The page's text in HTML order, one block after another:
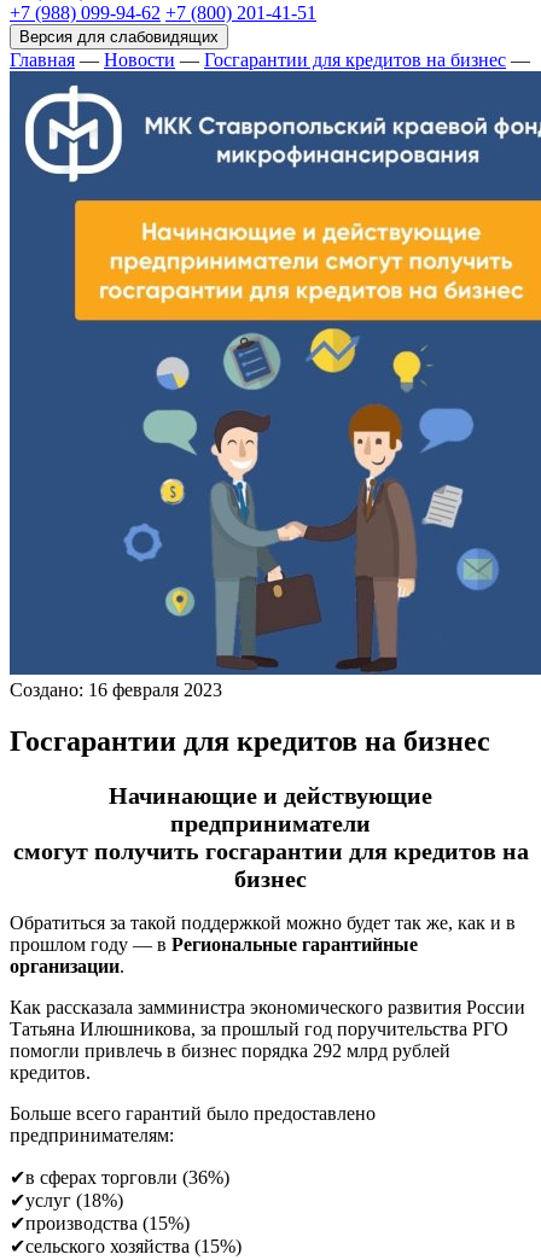
+7 (988) 099-94-62 +7 (800) 201-41-51
Главная — Новости — Госгарантии для кредитов на бизнес —
Создано: 16 февраля 2023
Госгарантии для кредитов на бизнес
Начинающие и действующие
предприниматели
смогут получить госгарантии для кредитов на
бизнес
Обратиться за такой поддержкой можно будет так же, как и в
прошлом году — в Региональные гарантийные
организации.
Как рассказала замминистра экономического развития России
Татьяна Илюшникова, за прошлый год поручительства РГО
помогли привлечь в бизнес порядка 292 млрд рублей
кредитов.
Больше всего гарантий было предоставлено
предпринимателям:
✔в сферах торговли (36%)
✔услуг (18%)
✔производства (15%)
✔сельского хозяйства (15%)